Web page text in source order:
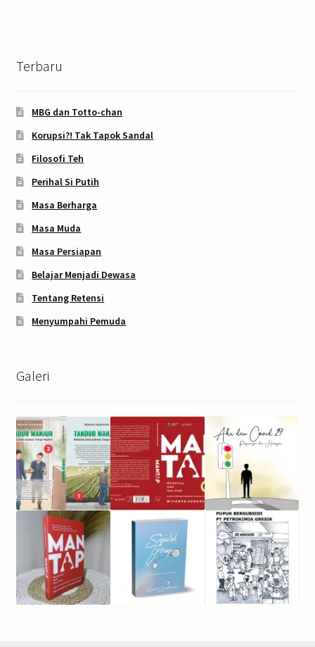
Terbaru
MBG dan Totto-chan
Korupsi?! Tak Tapok Sandal
Filosofi Teh
Perihal Si Putih
Masa Berharga
Masa Muda
Masa Persiapan
Belajar Menjadi Dewasa
Tentang Retensi
Menyumpahi Pemuda
Galeri